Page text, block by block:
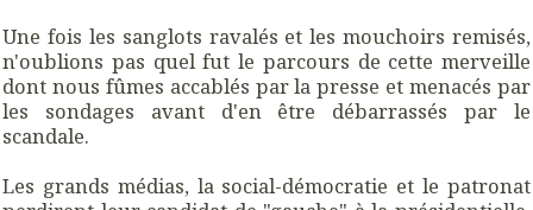
Une fois les sanglots ravalés et les mouchoirs remisés,
n'oublions pas quel fut le parcours de cette merveille
dont nous fûmes accablés par la presse et menacés par
les sondages avant d'en être débarrassés par le
scandale.
Les grands médias, la social-démocratie et le patronat